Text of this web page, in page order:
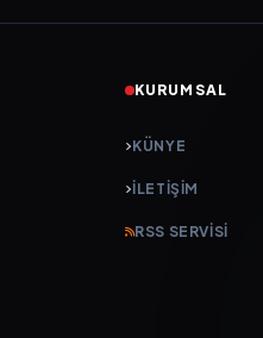
KURUMSAL
KÜNYE
İLETIŞIM
RSS SERVISI